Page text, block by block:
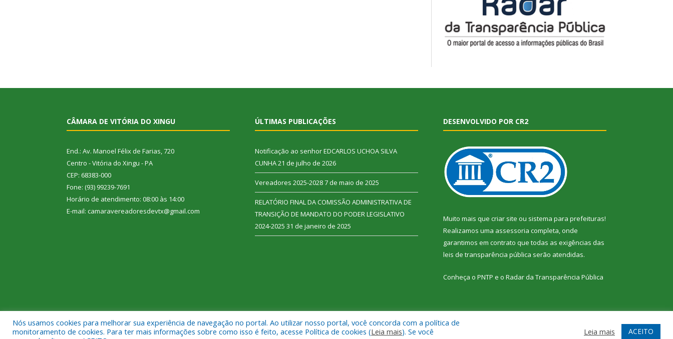
CÂMARA DE VITÓRIA DO XINGU
End.: Av. Manoel Félix de Farias, 720
Centro - Vitória do Xingu - PA
CEP: 68383-000
Fone: (93) 99239-7691
Horário de atendimento: 08:00 às 14:00
E-mail: camaravereadoresdevtx@gmail.com
ÚLTIMAS PUBLICAÇÕES
Notificação ao senhor EDCARLOS UCHOA SILVA
CUNHA21 de julho de 2026
Vereadores 2025-20287 de maio de 2025
RELATÓRIO FINAL DA COMISSÃO ADMINISTRATIVA DE
TRANSIÇÃO DE MANDATO DO PODER LEGISLATIVO
2024-2025 31 de janeiro de 2025
DESENVOLVIDO POR CR2
Muito mais que criar site ou sistema para prefeituras!
Realizamos uma assessoria completa, onde
garantimos em contrato que todas as exigências das
leis de transparência pública serão atendidas.
Conheça o PNTP e o Radar da Transparência Pública
Todos os direitos reservados a Câmara Municipal de Vitória do Xingu. Mapa do Site Acessar Webmail
Nós usamos cookies para melhorar sua experiência de navegação no portal. Ao utilizar nosso portal, você concorda com a política de
monitoramento de cookies. Para ter mais informações sobre como isso é feito, acesse Política de cookies (Leia mais). Se você
Leia mais ACEITO